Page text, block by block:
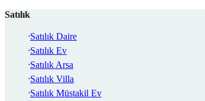
Satılık
Satılık Daire
Satılık Ev
Satılık Arsa
Satılık Villa
Satılık Müstakil Ev